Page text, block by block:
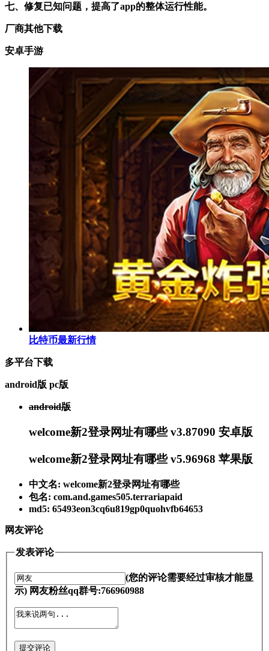
七、修复已知问题，提高了app的整体运行性能。
厂商其他下载
安卓手游
比特币最新行情
多平台下载
android版 pc版
android版
welcome新2登录网址有哪些 v3.87090 安卓版
welcome新2登录网址有哪些 v5.96968 苹果版
中文名: welcome新2登录网址有哪些
包名: com.and.games505.terrariapaid
md5: 65493eon3cq6u819gp0quohvfb64653
网友评论
发表评论
(您的评论需要经过审核才能显
示) 网友粉丝qq群号:766960988
提交评论